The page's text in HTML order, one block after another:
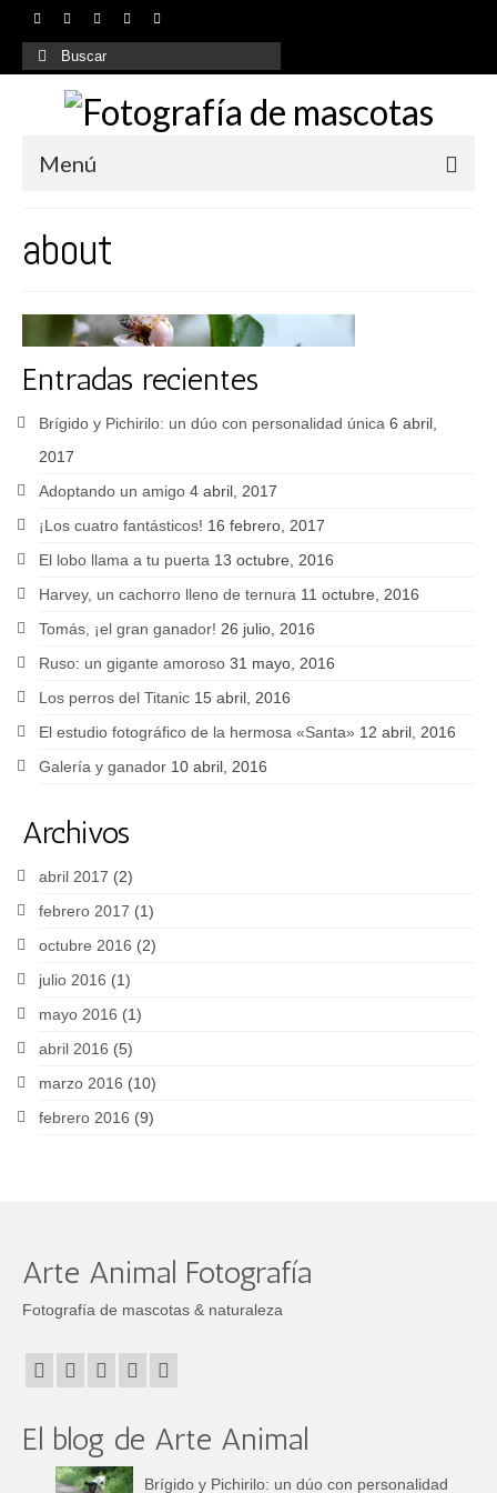
Buscar
por:
Menú
¿Quiénes somos?
Nuestros servicios
FAQs
Blog
about
Entradas recientes
Brígido y Pichirilo: un dúo con personalidad única 6 abril,
2017
Adoptando un amigo 4 abril, 2017
¡Los cuatro fantásticos! 16 febrero, 2017
El lobo llama a tu puerta 13 octubre, 2016
Harvey, un cachorro lleno de ternura 11 octubre, 2016
Tomás, ¡el gran ganador! 26 julio, 2016
Ruso: un gigante amoroso 31 mayo, 2016
Los perros del Titanic 15 abril, 2016
El estudio fotográfico de la hermosa «Santa» 12 abril, 2016
Galería y ganador 10 abril, 2016
Archivos
abril 2017 (2)
febrero 2017 (1)
octubre 2016 (2)
julio 2016 (1)
mayo 2016 (1)
abril 2016 (5)
marzo 2016 (10)
febrero 2016 (9)
Arte Animal Fotografía
Fotografía de mascotas & naturaleza
El blog de Arte Animal
Brígido y Pichirilo: un dúo con personalidad